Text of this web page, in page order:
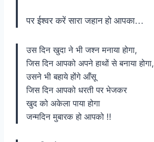
पर ईश्वर करें सारा जहान हो आपका…
उस दिन खुदा ने भी जश्न मनाया होगा,
जिस दिन आपको अपने हाथों से बनाया होगा,
उसने भी बहाये होंगे आँसू
जिस दिन आपको धरती पर भेजकर
खुद को अकेला पाया होगा
जन्मदिन मुबारक हो आपको !!